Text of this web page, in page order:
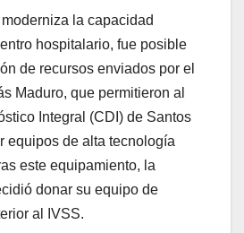
la capacidad
hospitalario, fue posible
de recursos enviados por el
Maduro, que permitieron al
Integral (CDI) de Santos
equipos de alta tecnología
este equipamiento, la
donar su equipo de
al IVSS.